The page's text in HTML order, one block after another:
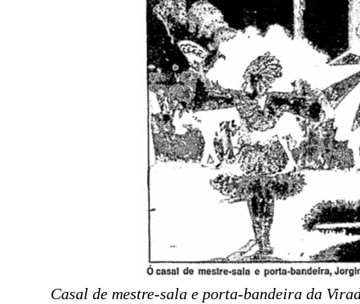
Casal de mestre-sala e porta-bandeira da